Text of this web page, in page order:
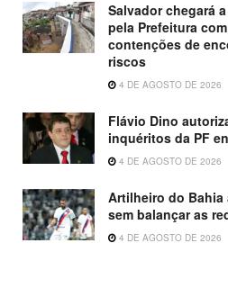
Salvador chegará
pela Prefeitura
contenções de
riscos
4 DE AGOSTO DE 2026
Flávio Dino
inquéritos da PF
4 DE AGOSTO DE 2026
Artilheiro do Bahia
sem balançar as
4 DE AGOSTO DE 2026